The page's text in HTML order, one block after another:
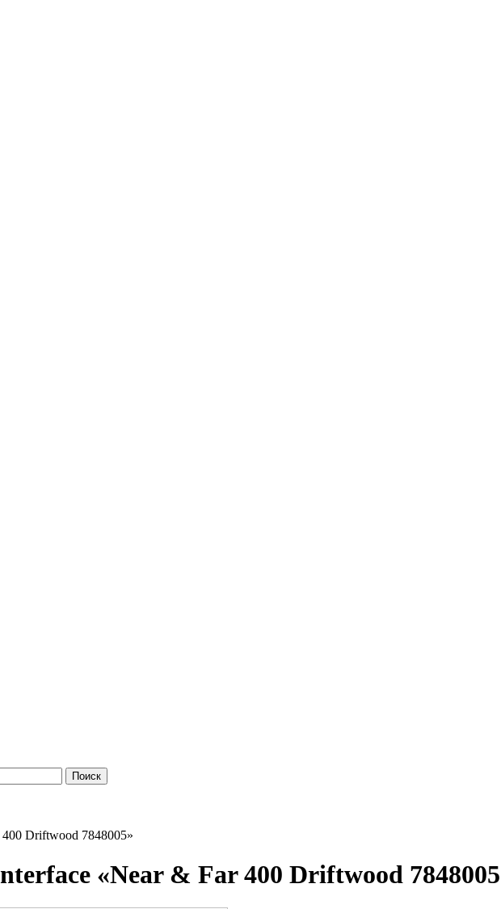
Driftwood 7848005»
«Near & Far 400 Driftwood